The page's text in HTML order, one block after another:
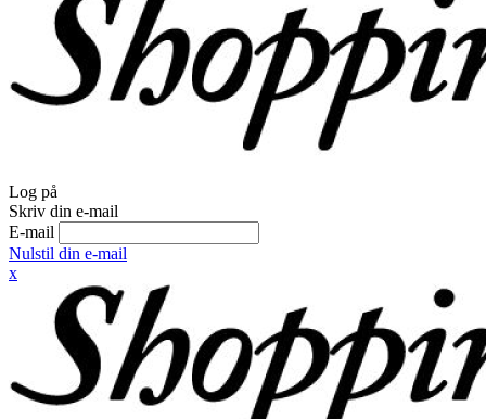
Log på
Skriv din e-mail
E-mail
Nulstil din e-mail
x